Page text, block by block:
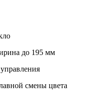
до 195 мм
смены цвета